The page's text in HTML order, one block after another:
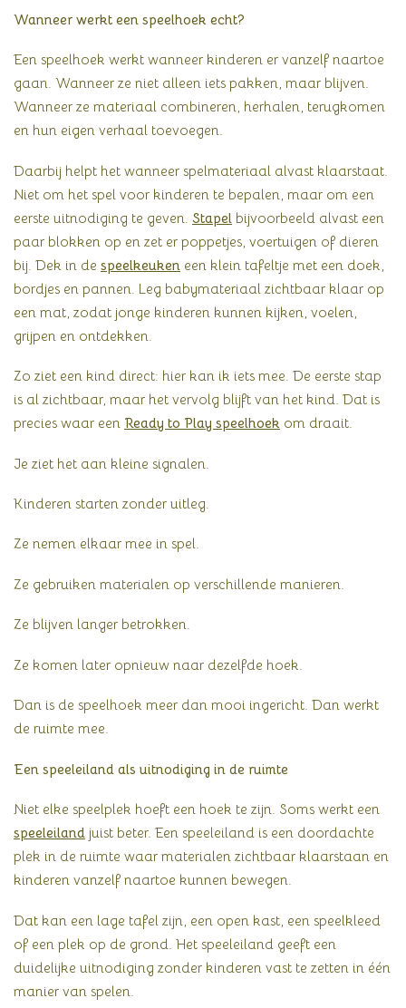
Wanneer werkt een speelhoek echt?
Een speelhoek werkt wanneer kinderen er vanzelf naartoe
gaan. Wanneer ze niet alleen iets pakken, maar blijven.
Wanneer ze materiaal combineren, herhalen, terugkomen
en hun eigen verhaal toevoegen.
Daarbij helpt het wanneer spelmateriaal alvast klaarstaat.
Niet om het spel voor kinderen te bepalen, maar om een
eerste uitnodiging te geven. Stapel bijvoorbeeld alvast een
paar blokken op en zet er poppetjes, voertuigen of dieren
bij. Dek in de speelkeuken een klein tafeltje met een doek,
bordjes en pannen. Leg babymateriaal zichtbaar klaar op
een mat, zodat jonge kinderen kunnen kijken, voelen,
grijpen en ontdekken.
Zo ziet een kind direct: hier kan ik iets mee. De eerste stap
is al zichtbaar, maar het vervolg blijft van het kind. Dat is
precies waar een Ready to Play speelhoek om draait.
Je ziet het aan kleine signalen.
Kinderen starten zonder uitleg.
Ze nemen elkaar mee in spel.
Ze gebruiken materialen op verschillende manieren.
Ze blijven langer betrokken.
Ze komen later opnieuw naar dezelfde hoek.
Dan is de speelhoek meer dan mooi ingericht. Dan werkt
de ruimte mee.
Een speeleiland als uitnodiging in de ruimte
Niet elke speelplek hoeft een hoek te zijn. Soms werkt een
speeleiland juist beter. Een speeleiland is een doordachte
plek in de ruimte waar materialen zichtbaar klaarstaan en
kinderen vanzelf naartoe kunnen bewegen.
Dat kan een lage tafel zijn, een open kast, een speelkleed
of een plek op de grond. Het speeleiland geeft een
duidelijke uitnodiging zonder kinderen vast te zetten in één
manier van spelen.